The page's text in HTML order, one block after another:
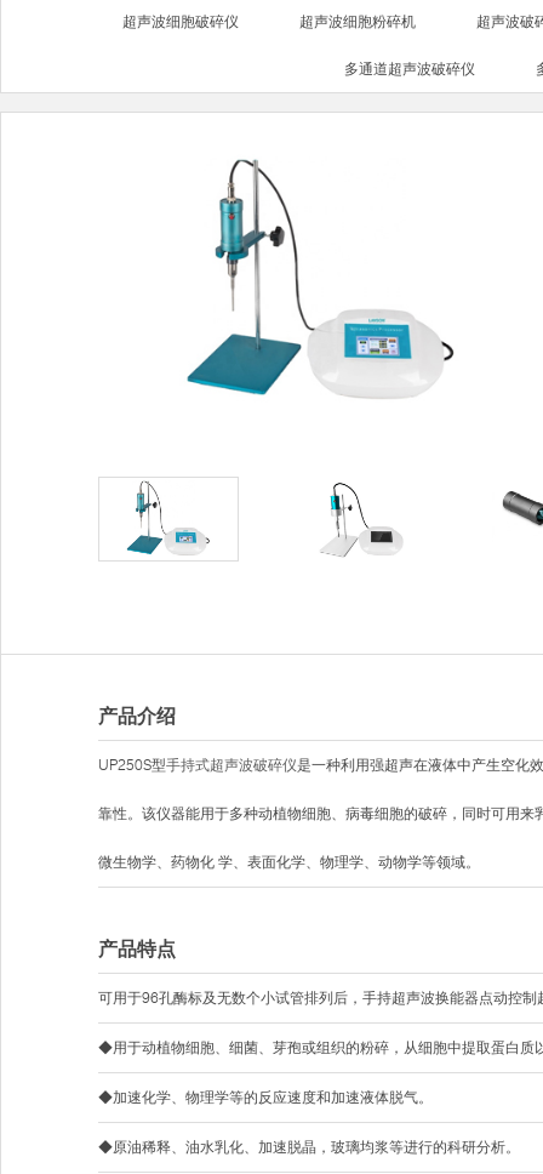
超声波细胞破碎仪 超声波细胞粉碎机 超声波破
多通道超声波破碎仪
产品介绍
UP250S型手持式超声波破碎仪是一种利用强超声在液体中产生空化
靠性。该仪器能用于多种动植物细胞、病毒细胞的破碎，同时可用
微生物学、药物化 学、表面化学、物理学、动物学等领域。
产品特点
可用于96孔酶标及无数个小试管排列后，手持超声波换能器点动控
◆用于动植物细胞、细菌、芽孢或组织的粉碎，从细胞中提取蛋白质
◆加速化学、物理学等的反应速度和加速液体脱气。
◆原油稀释、油水乳化、加速脱晶，玻璃均浆等进行的科研分析。